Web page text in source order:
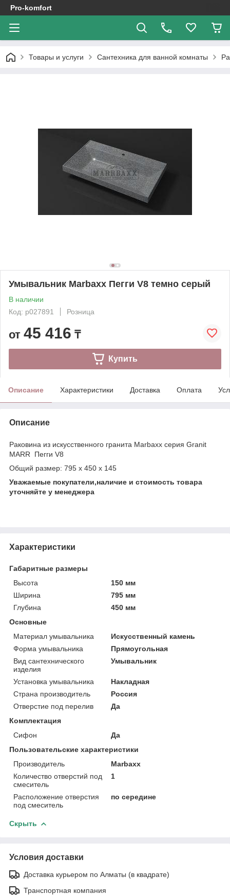
Pro-komfort
Товары и услуги Сантехника для ванной комнаты
Умывальник Marbaxx Пегги V8 темно серый
В наличии
Код: p027891
Розница
от 45 416 ₸
Купить
Описание Характеристики Доставка Оплата
Описание
Раковина из искусственного гранита Marbaxx серия Granit
MARR Пегги V8
Общий размер: 795 x 450 x 145
Уважаемые покупатели,наличие и стоимость товара
уточняйте у менеджера
Характеристики
Габаритные размеры
Высота
150 мм
Ширина
795 мм
Глубина
450 мм
Основные
Материал умывальника
Искусственный камень
Форма умывальника
Прямоугольная
Вид сантехнического
изделия
Умывальник
Установка умывальника
Накладная
Страна производитель
Россия
Отверстие под перелив
Да
Комплектация
Сифон
Да
Пользовательские характеристики
Производитель
Marbaxx
Количество отверстий под
смеситель
1
Расположение отверстия
под смеситель
по середине
Скрыть
Условия доставки
Доставка курьером по Алматы (в квадрате)
Транспортная компания